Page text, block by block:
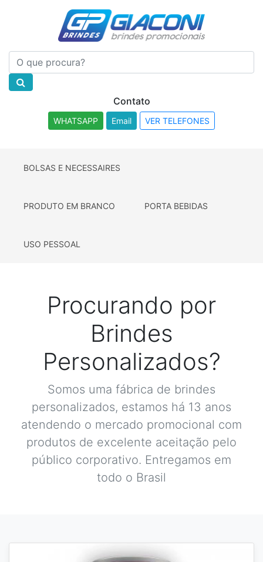
Contato
WHATSAPP Email VER TELEFONES
BOLSAS E NECESSAIRES
PRODUTO EM BRANCO PORTA BEBIDAS
USO PESSOAL
Procurando por
Brindes
Personalizados?
Somos uma fábrica de brindes
personalizados, estamos há 13 anos
atendendo o mercado promocional com
produtos de excelente aceitação pelo
público corporativo. Entregamos em
todo o Brasil